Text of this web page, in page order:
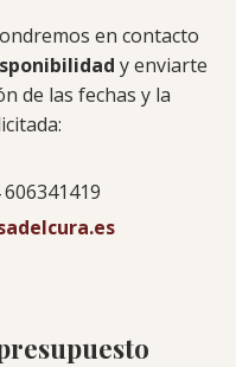
en contacto
y enviarte
de las fechas y la
606341419